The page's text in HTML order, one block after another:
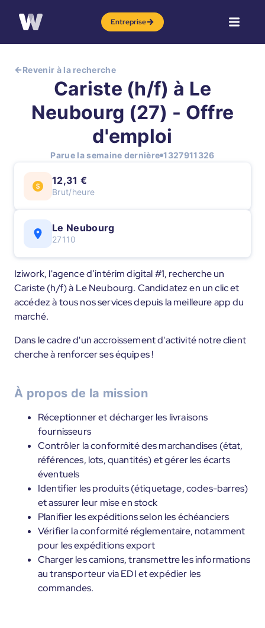
Entreprise
Revenir à la recherche
Cariste (h/f) à Le
Neubourg (27) - Offre
d'emploi
Parue la semaine dernière 1327911326
12,31 €
Brut/heure
Le Neubourg
27110
Iziwork, l'agence d’intérim digital #1, recherche un
Cariste (h/f) à Le Neubourg. Candidatez en un clic et
accédez à tous nos services depuis la meilleure app du
marché.
Dans le cadre d'un accroissement d'activité notre client
cherche à renforcer ses équipes !
À propos de la mission
Réceptionner et décharger les livraisons
fournisseurs
Contrôler la conformité des marchandises (état,
références, lots, quantités) et gérer les écarts
éventuels
Identifier les produits (étiquetage, codes-barres)
et assurer leur mise en stock
Planifier les expéditions selon les échéanciers
Vérifier la conformité réglementaire, notamment
pour les expéditions export
Charger les camions, transmettre les informations
au transporteur via EDI et expédier les
commandes.